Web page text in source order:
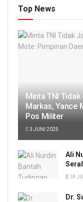
Top News
Minta TNI
Markas, Yance
Pos Militer
3 JUNI 2025
Ali
18
Dr.